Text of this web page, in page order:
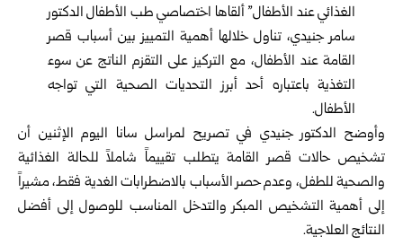
الغذائي عند ‏الأطفال” ألقاها اختصاصي طب الأطفال الدكتور
سامر جنيدي، تناول خلالها ‏أهمية التمييز بين أسباب قصر
القامة عند الأطفال، مع التركيز على التقزم ‏الناتج عن سوء
التغذية باعتباره أحد أبرز التحديات الصحية التي تواجه
‏الأطفال‎.‎
وأوضح الدكتور جنيدي في تصريح لمراسل سانا اليوم الإثنين أن
تشخيص ‏حالات قصر القامة يتطلب تقييماً شاملاً للحالة الغذائية
والصحية للطفل، ‏وعدم حصر الأسباب بالاضطرابات الغدية فقط، مشيراً
إلى أهمية التشخيص ‏المبكر والتدخل المناسب للوصول إلى أفضل
النتائج العلاجية‎.‎